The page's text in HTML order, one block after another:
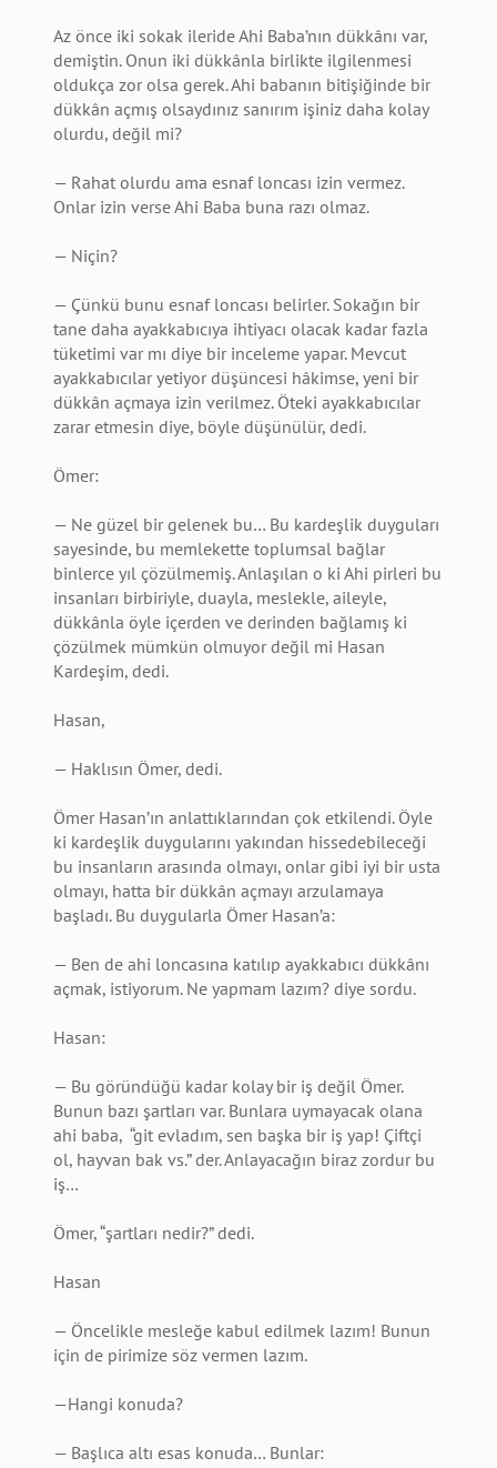
Az önce iki sokak ileride Ahi Baba’nın dükkânı var,
demiştin. Onun iki dükkânla birlikte ilgilenmesi
oldukça zor olsa gerek. Ahi babanın bitişiğinde bir
dükkân açmış olsaydınız sanırım işiniz daha kolay
olurdu, değil mi?
— Rahat olurdu ama esnaf loncası izin vermez.
Onlar izin verse Ahi Baba buna razı olmaz.
— Niçin?
— Çünkü bunu esnaf loncası belirler. Sokağın bir
tane daha ayakkabıcıya ihtiyacı olacak kadar fazla
tüketimi var mı diye bir inceleme yapar. Mevcut
ayakkabıcılar yetiyor düşüncesi hâkimse, yeni bir
dükkân açmaya izin verilmez. Öteki ayakkabıcılar
zarar etmesin diye, böyle düşünülür, dedi.
Ömer:
— Ne güzel bir gelenek bu… Bu kardeşlik duyguları
sayesinde, bu memlekette toplumsal bağlar
binlerce yıl çözülmemiş. Anlaşılan o ki Ahi pirleri bu
insanları birbiriyle, duayla, meslekle, aileyle,
dükkânla öyle içerden ve derinden bağlamış ki
çözülmek mümkün olmuyor değil mi Hasan
Kardeşim, dedi.
Hasan,
— Haklısın Ömer, dedi.
Ömer Hasan’ın anlattıklarından çok etkilendi. Öyle
ki kardeşlik duygularını yakından hissedebileceği
bu insanların arasında olmayı, onlar gibi iyi bir usta
olmayı, hatta bir dükkân açmayı arzulamaya
başladı. Bu duygularla Ömer Hasan’a:
— Ben de ahi loncasına katılıp ayakkabıcı dükkânı
açmak, istiyorum. Ne yapmam lazım? diye sordu.
Hasan:
— Bu göründüğü kadar kolay bir iş değil Ömer.
Bunun bazı şartları var. Bunlara uymayacak olana
ahi baba, “git evladım, sen başka bir iş yap! Çiftçi
ol, hayvan bak vs.” der. Anlayacağın biraz zordur bu
iş…
Ömer, “şartları nedir?” dedi.
Hasan
— Öncelikle mesleğe kabul edilmek lazım! Bunun
için de pirimize söz vermen lazım.
—Hangi konuda?
— Başlıca altı esas konuda… Bunlar: